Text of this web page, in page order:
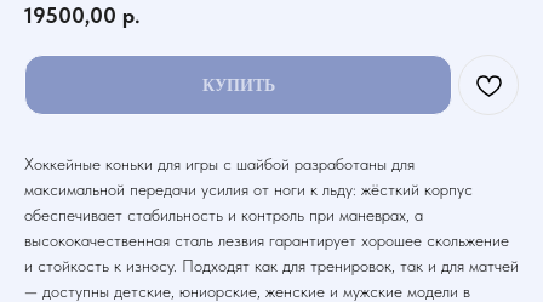
19500,00 р.
КУПИТЬ
Хоккейные коньки для игры с шайбой разработаны для
максимальной передачи усилия от ноги к льду: жёсткий корпус
обеспечивает стабильность и контроль при маневрах, а
высококачественная сталь лезвия гарантирует хорошее скольжение
и стойкость к износу. Подходят как для тренировок, так и для матчей
— доступны детские, юниорские, женские и мужские модели в